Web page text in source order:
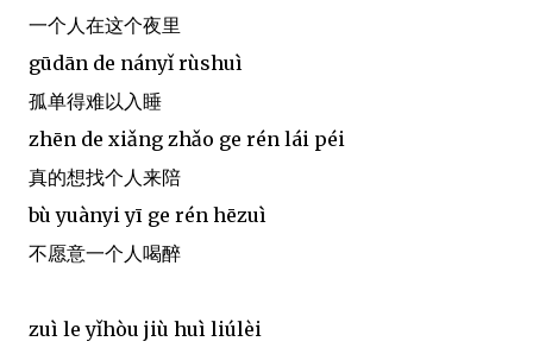
一个人在这个夜里
gūdān de nányǐ rùshuì
孤单得难以入睡
zhēn de xiǎng zhǎo ge rén lái péi
真的想找个人来陪
bù yuànyi yī ge rén hēzuì
不愿意一个人喝醉
zuì le yǐhòu jiù huì liúlèi